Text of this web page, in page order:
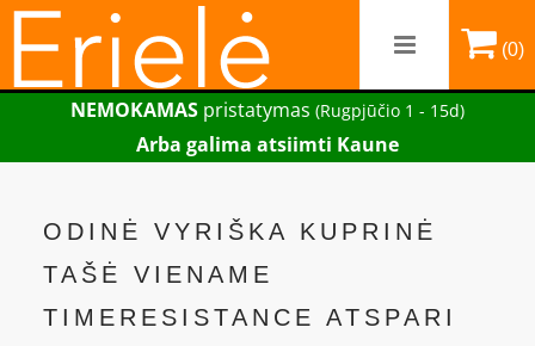
(0)
NEMOKAMAS pristatymas (Rugpjūčio 1 - 15d)
Arba galima atsiimti Kaune
ODINĖ VYRIŠKA KUPRINĖ
TAŠĖ VIENAME
TIMERESISTANCE ATSPARI